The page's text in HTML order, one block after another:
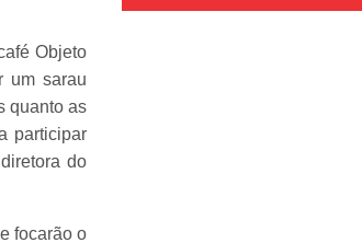
Objeto
um sarau
quanto as
participar
do
focarão o